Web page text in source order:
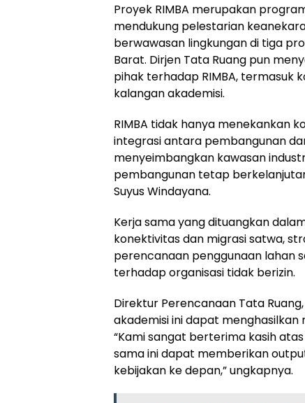
Proyek RIMBA merupakan
mendukung pelestarian
berwawasan lingkungan di tiga
Barat. Dirjen Tata Ruang pun
pihak terhadap RIMBA, termasuk
kalangan akademisi.
RIMBA tidak hanya menekankan
integrasi antara pembangunan
menyeimbangkan kawasan
pembangunan tetap
Suyus Windayana.
Kerja sama yang dituangkan
konektivitas dan migrasi satwa,
perencanaan penggunaan lahan
terhadap organisasi tidak berizin.
Direktur Perencanaan Tata
akademisi ini dapat
“Kami sangat berterima kasih
sama ini dapat memberikan
kebijakan ke depan,” ungkapnya.